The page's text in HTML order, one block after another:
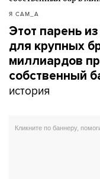
Я САМ_А
Этот парень
для крупных
миллиардов
собственный
история